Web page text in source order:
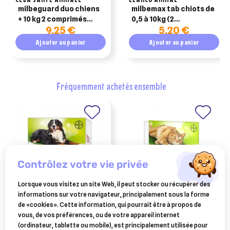
milbeguard duo chiens
+ 10 kg 2 comprimés
(anciennement
milbactor)
9,25 €
Ajouter au panier
milbemax tab chiots de
0,5 à 10kg (2
comprimés)5,20 €
Ajouter au panier
fréquemment achetés ensemble
VÉTOQUINOL
drontal xl 2 comprimés
(pochettes)
VÉTOQUINOL
drontal chat duo vermifuge
4 comprimés
contrôlez votre vie privée
Lorsque vous visitez un site Web, il peut stocker ou récupérer des
informations sur votre navigateur, principalement sous la forme
de «cookies». Cette information, qui pourrait être à propos de
vous, de vos préférences, ou de votre appareil internet
(ordinateur, tablette ou mobile), est principalement utilisée pour